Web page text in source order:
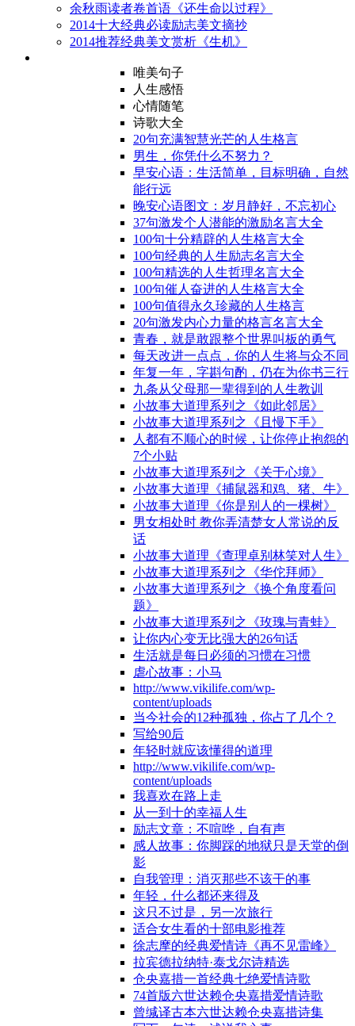
余秋雨读者卷首语《还生命以过程》
2014十大经典必读励志美文摘抄
2014推荐经典美文赏析《生机》
唯美句子
人生感悟
心情随笔
诗歌大全
20句充满智慧光芒的人生格言
男生，你凭什么不努力？
早安心语：生活简单，目标明确，自然
能行远
晚安心语图文：岁月静好，不忘初心
37句激发个人潜能的激励名言大全
100句十分精辟的人生格言大全
100句经典的人生励志名言大全
100句精选的人生哲理名言大全
100句催人奋进的人生格言大全
100句值得永久珍藏的人生格言
20句激发内心力量的格言名言大全
青春，就是敢跟整个世界叫板的勇气
每天改进一点点，你的人生将与众不同
年复一年，字斟句酌，仍在为你书三行
九条从父母那一辈得到的人生教训
小故事大道理系列之《如此邻居》
小故事大道理系列之《且慢下手》
人都有不顺心的时候，让你停止抱怨的
7个小贴
小故事大道理系列之《关于心境》
小故事大道理《捕鼠器和鸡、猪、牛》
小故事大道理《你是别人的一棵树》
男女相处时 教你弄清楚女人常说的反
话
小故事大道理《查理卓别林笑对人生》
小故事大道理系列之《华佗拜师》
小故事大道理系列之《换个角度看问
题》
小故事大道理系列之《玫瑰与青蛙》
让你内心变无比强大的26句话
生活就是每日必须的习惯在习惯
虐心故事：小马
http://www.vikilife.com/wp-
content/uploads
当今社会的12种孤独，你占了几个？
写给90后
年轻时就应该懂得的道理
http://www.vikilife.com/wp-
content/uploads
我喜欢在路上走
从一到十的幸福人生
励志文章：不喧哗，自有声
感人故事：你脚踩的地狱只是天堂的倒
影
自我管理：消灭那些不该干的事
年轻，什么都还来得及
这只不过是，另一次旅行
适合女生看的十部电影推荐
徐志摩的经典爱情诗《再不见雷峰》
拉宾德拉纳特·泰戈尔诗精选
仓央嘉措一首经典七绝爱情诗歌
74首版六世达赖仓央嘉措爱情诗歌
曾缄译古本六世达赖仓央嘉措诗集